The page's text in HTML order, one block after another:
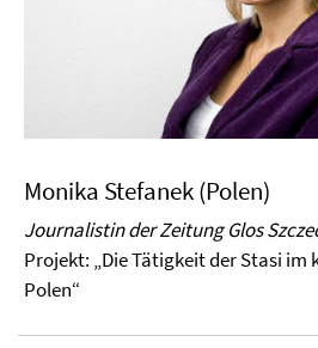
Monika Stefanek (Polen)
Journalistin der Zeitung Glos
Projekt: „Die Tätigkeit der Stasi
Polen“